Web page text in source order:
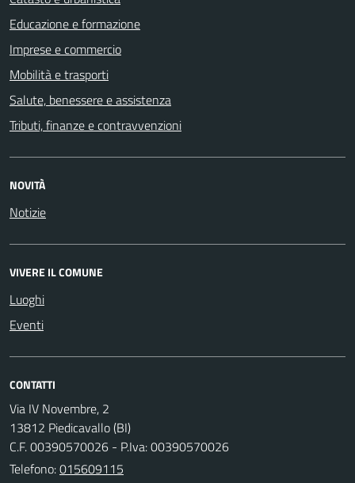
Educazione e formazione
Imprese e commercio
Mobilità e trasporti
Salute, benessere e assistenza
Tributi, finanze e contravvenzioni
NOVITÀ
Notizie
VIVERE IL COMUNE
Luoghi
Eventi
CONTATTI
Via IV Novembre, 2
13812 Piedicavallo (BI)
C.F. 00390570026 - P.Iva: 00390570026
Telefono:015609115